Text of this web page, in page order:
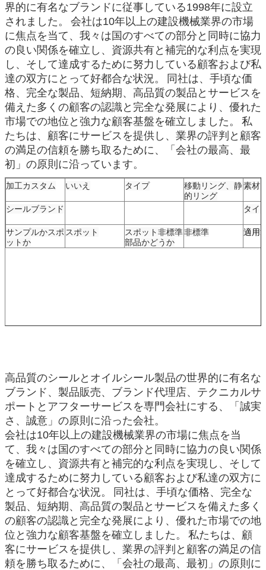
界的に有名なブランドに従事している1998年に設立
されました。
会社は10年以上の建設機械業界の市場
に焦点を当て、我々は国のすべての部分と同時に協力
の良い関係を確立し、資源共有と補完的な利点を実現
し、そして達成するために努力している顧客および私
達の双方にとって好都合な状況。
同社は、手頃な価
格、完全な製品、短納期、高品質の製品とサービスを
備えた多くの顧客の認識と完全な発展により、優れた
市場での地位と強力な顧客基盤を確立しました。
私
たちは、顧客にサービスを提供し、業界の評判と顧客
の満足の信頼を勝ち取るために、「会社の最高、最
初」の原則に沿っています。
加工カスタム いいえ タイプ
移動リング、静
的リング
素材
シールブランド タイ
サンプルかスポ
ットか
スポット
スポット非標準
部品かどうか
非標準 適用
高品質のシールとオイルシール製品の世界的に有名な
ブランド、製品販売、ブランド代理店、テクニカルサ
ポートとアフターサービスを専門会社にする、「誠実
さ、誠意」の原則に沿った会社。
会社は10年以上の建設機械業界の市場に焦点を当
て、我々は国のすべての部分と同時に協力の良い関係
を確立し、資源共有と補完的な利点を実現し、そして
達成するために努力している顧客および私達の双方に
とって好都合な状況。
同社は、手頃な価格、完全な
製品、短納期、高品質の製品とサービスを備えた多く
の顧客の認識と完全な発展により、優れた市場での地
位と強力な顧客基盤を確立しました。
私たちは、顧
客にサービスを提供し、業界の評判と顧客の満足の信
頼を勝ち取るために、「会社の最高、最初」の原則に